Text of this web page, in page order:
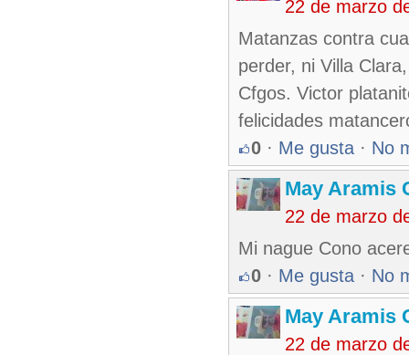
22 de marzo
Matanzas contra
perder, ni Villa
Cfgos. Victor
felicidades
0 · Me gusta · No
May Aramis
22 de marzo
Mi nague Cono
0 · Me gusta · No
May Aramis
22 de marzo